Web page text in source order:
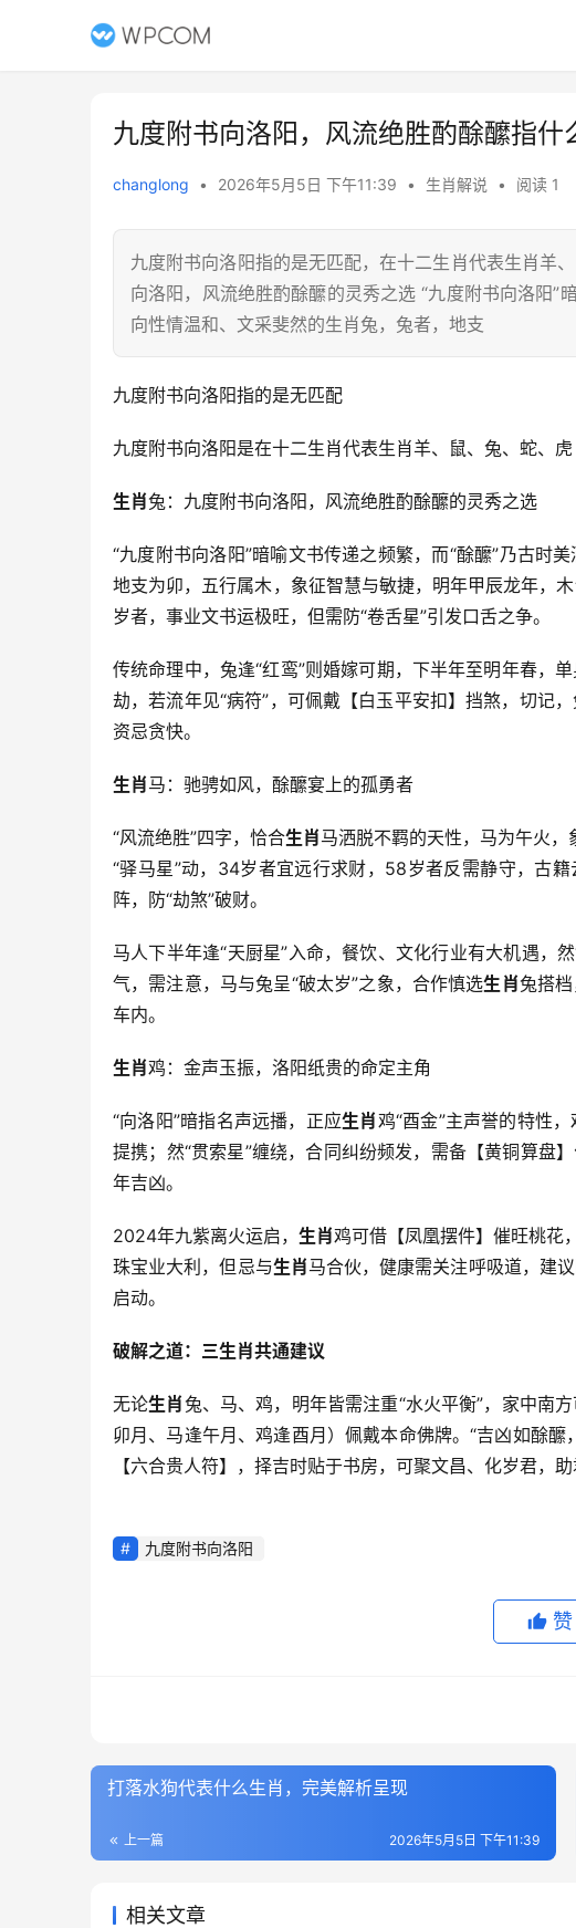
九度附书向洛阳，风流绝胜酌酴醿指什
changlong • 2026年5月5日 下午11:39 • 生肖解说 • 阅读 1
九度附书向洛阳指的是无匹配，在十二生肖代表生肖羊
向洛阳，风流绝胜酌酴醿的灵秀之选 “九度附书向洛阳”
向性情温和、文采斐然的生肖兔，兔者，地支
九度附书向洛阳指的是无匹配
九度附书向洛阳是在十二生肖代表生肖羊、鼠、兔、蛇、虎
生肖兔：九度附书向洛阳，风流绝胜酌酴醿的灵秀之选
“九度附书向洛阳”暗喻文书传递之频繁，而“酴醿”乃古时
地支为卯，五行属木，象征智慧与敏捷，明年甲辰龙年，木
岁者，事业文书运极旺，但需防“卷舌星”引发口舌之争。
传统命理中，兔逢“红鸾”则婚嫁可期，下半年至明年春，
劫，若流年见“病符”，可佩戴【白玉平安扣】挡煞，切记
资忌贪快。
生肖马：驰骋如风，酴醿宴上的孤勇者
“风流绝胜”四字，恰合生肖马洒脱不羁的天性，马为午火
“驿马星”动，34岁者宜远行求财，58岁者反需静守，古
阵，防“劫煞”破财。
马人下半年逢“天厨星”入命，餐饮、文化行业有大机遇，
气，需注意，马与兔呈“破太岁”之象，合作慎选生肖兔搭
车内。
生肖鸡：金声玉振，洛阳纸贵的命定主角
“向洛阳”暗指名声远播，正应生肖鸡“酉金”主声誉的特性
提携；然“贯索星”缠绕，合同纠纷频发，需备【黄铜算盘
年吉凶。
2024年九紫离火运启， 生肖鸡可借【凤凰摆件】催旺桃花
珠宝业大利，但忌与生肖马合伙，健康需关注呼吸道，建
启动。
破解之道：三生肖共通建议
无论生肖兔、马、鸡，明年皆需注重“水火平衡”，家中南
卯月、马逢午月、鸡逢酉月）佩戴本命佛牌。“吉凶如酴
【六合贵人符】，择吉时贴于书房，可聚文昌、化岁君，
九度附书向洛阳
赞
打落水狗代表什么生肖，完美解析呈现
上一篇 2026年5月5日 下午11:39
相关文章